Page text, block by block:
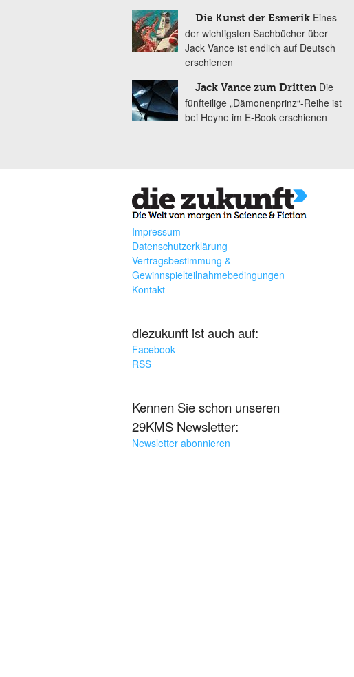
Die Kunst der Esmerik Eines
der wichtigsten Sachbücher über
Jack Vance ist endlich auf Deutsch
erschienen
Jack Vance zum Dritten Die
fünfteilige „Dämonenprinz“-Reihe ist
bei Heyne im E-Book erschienen
Impressum
Datenschutzerklärung
Vertragsbestimmung &
Gewinnspielteilnahmebedingungen
Kontakt
diezukunft ist auch auf:
Facebook
RSS
Kennen Sie schon unseren
29KMS Newsletter:
Newsletter abonnieren